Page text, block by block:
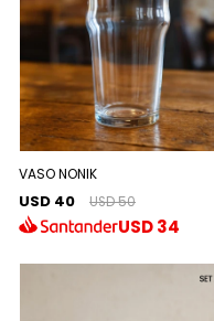
VASO NONIK
USD 40 USD 50
USD34